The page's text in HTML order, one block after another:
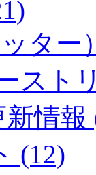
ター
スト
情報
(12)